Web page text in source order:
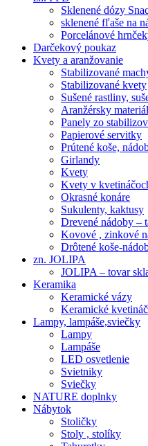
Sklenené dózy
sklenené fľaše na
Porcelánové
Darčekový poukaz
Kvety a aranžovanie
Stabilizované
Stabilizované kvety
Sušené rastliny,
Aranžérsky materiál
Panely zo
Papierové servitky
Prútené koše,
Girlandy
Kvety
Kvety v
Okrasné konáre
Sukulenty, kaktusy
Drevené nádoby –
Kovové , zinkové
Drôtené koše-
zn. JOLIPA
JOLIPA – tovar
Keramika
Keramické vázy
Keramické
Lampy, lampáše,sviečky
Lampy
Lampáše
LED osvetlenie
Svietniky
Sviečky
NATURE doplnky
Nábytok
Stoličky
Stoly , stolíky